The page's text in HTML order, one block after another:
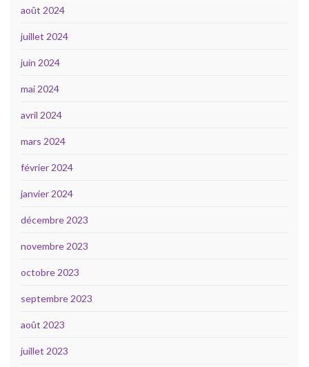
août 2024
juillet 2024
juin 2024
mai 2024
avril 2024
mars 2024
février 2024
janvier 2024
décembre 2023
novembre 2023
octobre 2023
septembre 2023
août 2023
juillet 2023